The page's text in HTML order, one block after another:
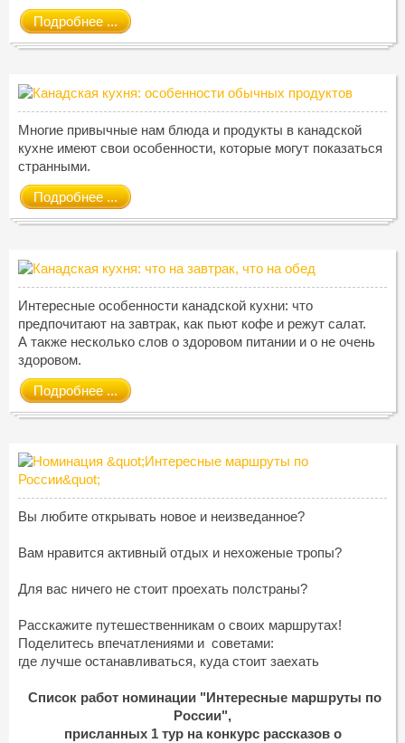
Подробнее ...
Многие привычные нам блюда и продукты в канадской
кухне имеют свои особенности, которые могут показаться
странными.
Подробнее ...
Интересные особенности канадской кухни: что
предпочитают на завтрак, как пьют кофе и режут салат.
А также несколько слов о здоровом питании и о не очень
здоровом.
Подробнее ...
Вы любите открывать новое и неизведанное?
Вам нравится активный отдых и нехоженые тропы?
Для вас ничего не стоит проехать полстраны?
Расскажите путешественникам о своих маршрутах!
Поделитесь впечатлениями и советами:
где лучше останавливаться, куда стоит заехать
Список работ номинации "Интересные маршруты по
России",
присланных 1 тур на конкурс рассказов о